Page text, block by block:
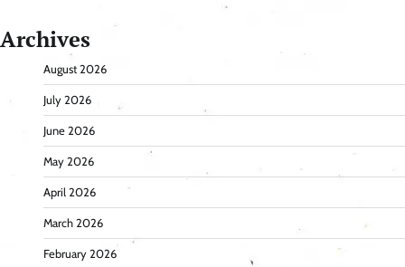
Archives
August 2026
July 2026
June 2026
May 2026
April 2026
March 2026
February 2026